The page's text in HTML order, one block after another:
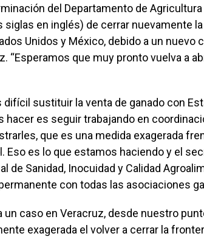
del Departamento de Agricultura
siglas en inglés) de cerrar nuevamente
Unidos y México, debido a un nuevo
“Esperamos que muy pronto vuelva a
difícil sustituir la venta de ganado con
hacer es seguir trabajando en
que es una medida exagerada
Eso es lo que estamos haciendo y el
de Sanidad, Inocuidad y Calidad
con todas las asociaciones
un caso en Veracruz, desde nuestro
exagerada el volver a cerrar la